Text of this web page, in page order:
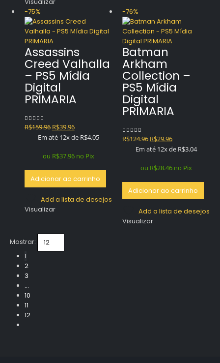
Visualizar
-75%
Assassins
Creed Valhalla
– PS5 Mídia
Digital
PRIMARIA
0out of 5
R$159.96 O
preço
era:
R$39.96O
preço
é:
Em até 12x de R$4.05
ou R$37.96 no Pix
Adicionar ao carrinho
Add a lista de desejos
Visualizar
-76%
Batman
Arkham
Collection –
PS5 Mídia
Digital
PRIMARIA
0out of 5
R$124.96 O
preço
era:
R$29.96O
preço
é:
Em até 12x de R$3.04
ou R$28.46 no Pix
Adicionar ao carrinho
Add a lista de desejos
Visualizar
Mostrar:
1
2
3
…
10
11
12